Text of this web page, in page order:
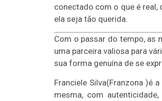
conectado com o que é
ela seja tão querida.
Com o passar do tempo, as
uma parceira valiosa para
sua forma genuína de se
Franciele Silva(Franzona )é
mesma, com